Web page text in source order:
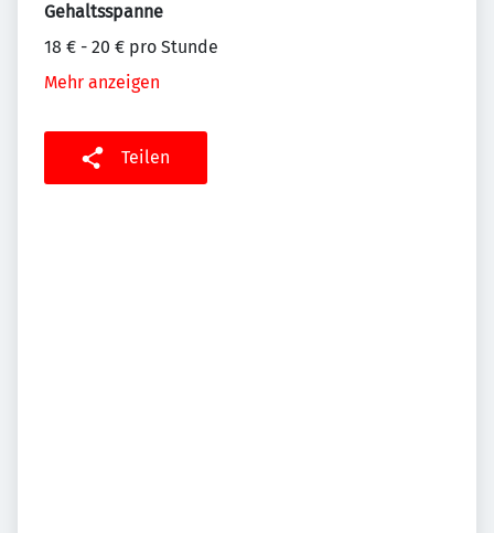
Gehaltsspanne
18 € - 20 € pro Stunde
Mehr anzeigen
Teilen